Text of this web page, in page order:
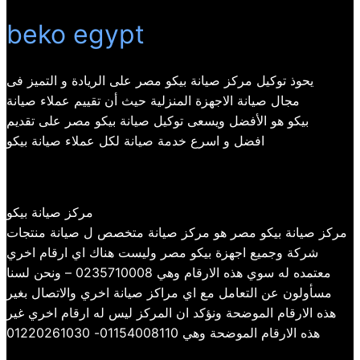
beko egypt
يحوذ توكيل مركز صيانة بيكو مصر على الريادة و التميز فى
مجال صيانة الاجهزة المنزلية حيث أن تقييم عملاء صيانة
بيكو هو الأفضل ويسعى توكيل صيانة بيكو مصر على تقديم
افضل و اسرع خدمة صيانة لكل عملاء صيانة بيكو
مركز صيانة بيكو
مركز صيانة بيكو مصر هو مركز صيانة متخصص ل صيانة منتجات
شركة وجميع اجهزة بيكو مصر وليست هناك اي ارقام اخري
معتمده له سوي هذه الارقام وهي 0235710008 – ونحن لسنا
مسأولون عن التعامل مع اي مراكز صيانة اخري والاتصال بغير
هذه الارقام الموضحة ونؤكد ان المركز ليس له ارقام اخري غير
هذه الارقام الموضحة وهي 01154008110- 01220261030